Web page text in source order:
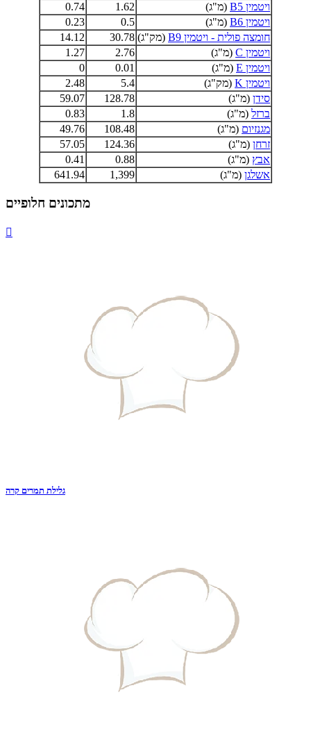
ויטמין B5
(מ"ג) 1.62
0.74
ויטמין B6
(מ"ג) 0.5
0.23
חומצה פולית - ויטמין B9
(מק"ג) 30.78
14.12
ויטמין C
(מ"ג) 2.76
1.27
ויטמין E
(מ"ג) 0.01
0
ויטמין K
(מק"ג) 5.4
2.48
סידן (מ"ג) 128.78
59.07
ברזל (מ"ג) 1.8
0.83
מגנזיום (מ"ג) 108.48
49.76
זרחן (מ"ג) 124.36
57.05
אבץ (מ"ג) 0.88
0.41
אשלגן (מ"ג) 1,399
641.94
מתכונים חלופיים

גלילת תמרים קרה